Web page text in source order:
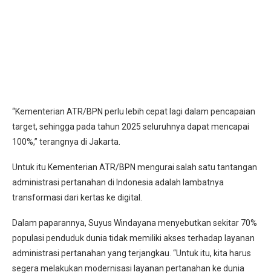
“Kementerian ATR/BPN perlu lebih cepat lagi dalam pencapaian
target, sehingga pada tahun 2025 seluruhnya dapat mencapai
100%,” terangnya di Jakarta.
Untuk itu Kementerian ATR/BPN mengurai salah satu tantangan
administrasi pertanahan di Indonesia adalah lambatnya
transformasi dari kertas ke digital.
Dalam paparannya, Suyus Windayana menyebutkan sekitar 70%
populasi penduduk dunia tidak memiliki akses terhadap layanan
administrasi pertanahan yang terjangkau. “Untuk itu, kita harus
segera melakukan modernisasi layanan pertanahan ke dunia